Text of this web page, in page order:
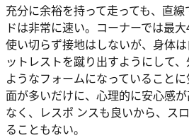
充分に余裕を持って走っても、直
ドは非常に速い。コーナーでは最
使い切らず接地はしないが、身体
ットレストを蹴り出すようにして
ようなフォームになっていること
面が多いだけに、心理的に安心感
なく、レスポ ンスも良いから、ス
ることもない。